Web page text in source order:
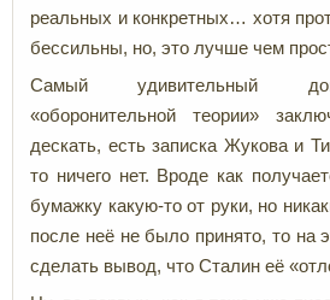
реальных и конкретных… хотя
бессильны, но, это лучше чем
Самый удивительный
«оборонительной теории»
дескать, есть записка Жукова и
то ничего нет. Вроде как
бумажку какую-то от руки, но
после неё не было принято, то на
сделать вывод, что Сталин её